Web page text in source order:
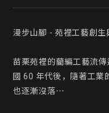
漫步山腳 - 苑裡工藝創
苗栗苑裡的藺編工藝流
國 60 年代後，隨著工業
也逐漸沒落⋯